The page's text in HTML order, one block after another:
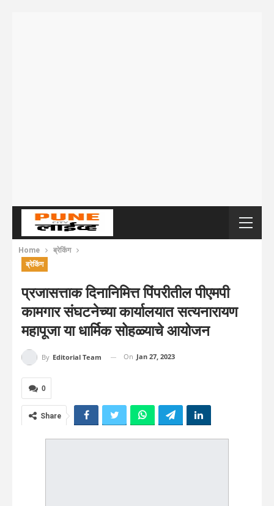
Home
ब्रेकिंग
ब्रेकिंग
प्रजासत्ताक दिनानिमित्त पिंपरीतील पीएमपी
कामगार संघटनेच्या कार्यालयात सत्यनारायण
महापूजा या धार्मिक सोहळ्याचे आयोजन
By Editorial Team On Jan 27, 2023
0
Share